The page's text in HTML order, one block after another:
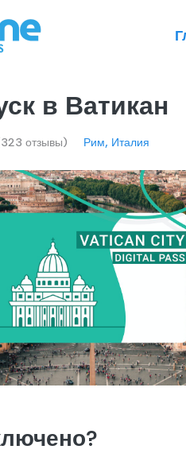
в Ватикан
отзывы) Рим, Италия